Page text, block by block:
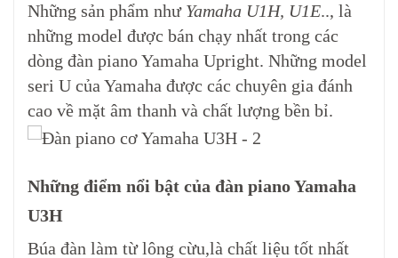
Những sản phẩm như Yamaha U1H, U1E.., là
những model được bán chạy nhất trong các
dòng đàn piano Yamaha Upright. Những model
seri U của Yamaha được các chuyên gia đánh
cao về mặt âm thanh và chất lượng bền bỉ.
Những điểm nổi bật của đàn piano Yamaha
U3H
Búa đàn làm từ lông cừu,là chất liệu tốt nhất